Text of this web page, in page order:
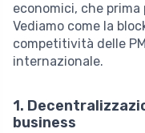
economici, che
Vediamo come la
competitività delle
internazionale.
1.
business